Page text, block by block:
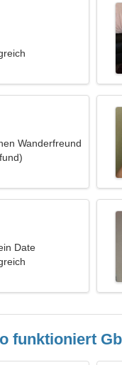
Wanderfreund
Date
funktioniert